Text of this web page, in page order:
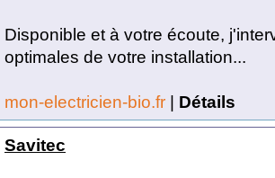
Disponible et à votre écoute,
optimales de votre installation...
mon-electricien-bio.fr | Détails
Savitec